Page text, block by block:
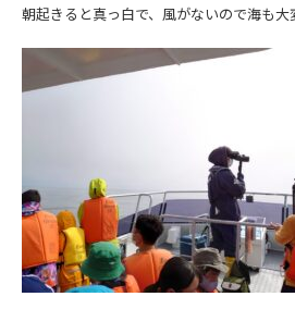
朝起きると真っ白で、風がないので海も大